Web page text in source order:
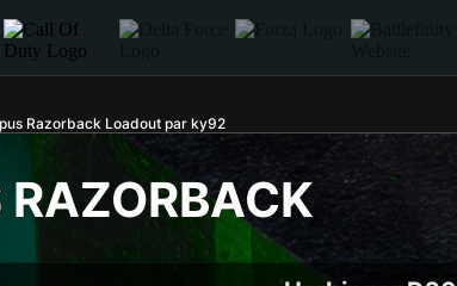
Razorback Loadout par ky92